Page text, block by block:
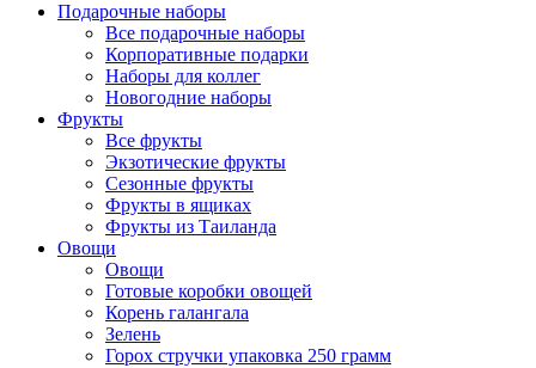
Подарочные наборы
Все подарочные наборы
Корпоративные подарки
Наборы для коллег
Новогодние наборы
Фрукты
Все фрукты
Экзотические фрукты
Сезонные фрукты
Фрукты в ящиках
Фрукты из Таиланда
Овощи
Овощи
Готовые коробки овощей
Корень галангала
Зелень
Горох стручки упаковка 250 грамм